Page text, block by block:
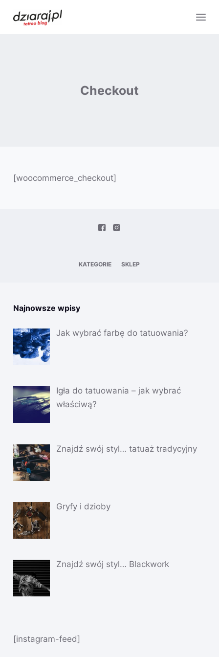
Checkout
[woocommerce_checkout]
KATEGORIE SKLEP
Najnowsze wpisy
Jak wybrać farbę do tatuowania?
Igła do tatuowania – jak wybrać
właściwą?
Znajdź swój styl… tatuaż tradycyjny
Gryfy i dzioby
Znajdź swój styl… Blackwork
[instagram-feed]